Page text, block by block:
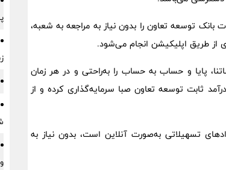
بانک توسعه تعاون را بدون نیاز به مراجعه به شعبه،
از طریق اپلیکیشن انجام می‌شود.
پایا و حساب به حساب را به‌راحتی و در هر زمان
درآمد ثابت توسعه تعاون صبا سرمایه‌گذاری کرده و از
تسهیلاتی به‌صورت آنلاین است، بدون نیاز به